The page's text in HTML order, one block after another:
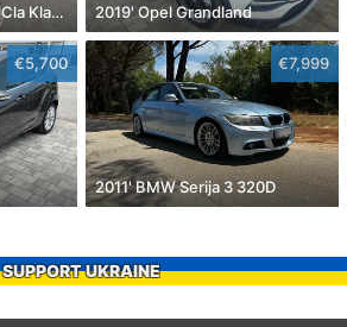
2022' Mercedes-Benz Cla Klasa Cla 180 2019' Opel Grandland
€5,700 €7,999
2011' BMW Serija 3 320D
SUPPORT UKRAINE